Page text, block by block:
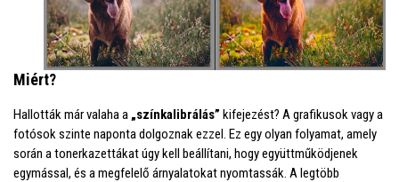
Miért?
Hallották már valaha a „színkalibrálás” kifejezést? A grafikusok vagy a
fotósok szinte naponta dolgoznak ezzel. Ez egy olyan folyamat, amely
során a tonerkazettákat úgy kell beállítani, hogy együttműködjenek
egymással, és a megfelelő árnyalatokat nyomtassák. A legtöbb